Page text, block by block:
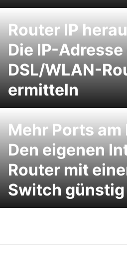
Router IP
Die IP-Adresse
DSL/WLAN-
ermitteln
Mehr Ports am
Den eigenen
Router mit
Switch